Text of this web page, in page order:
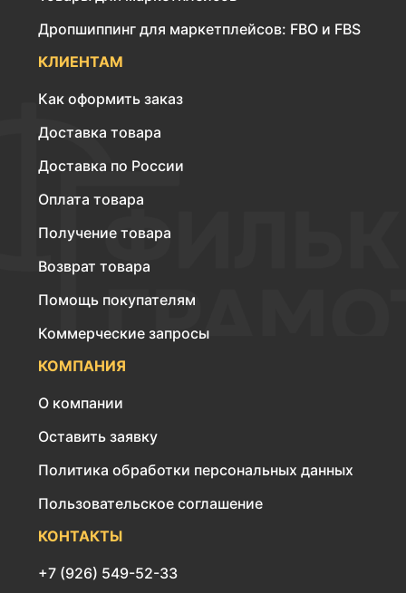
Дропшиппинг для маркетплейсов: FBO и FBS
КЛИЕНТАМ
Как оформить заказ
Доставка товара
Доставка по России
Оплата товара
Получение товара
Возврат товара
Помощь покупателям
Коммерческие запросы
КОМПАНИЯ
О компании
Оставить заявку
Политика обработки персональных данных
Пользовательское соглашение
КОНТАКТЫ
+7 (926) 549-52-33